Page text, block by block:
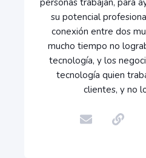
personas trabajan, para
su potencial
conexión entre dos
mucho tiempo no
tecnología, y los
tecnología quien
clientes, y no